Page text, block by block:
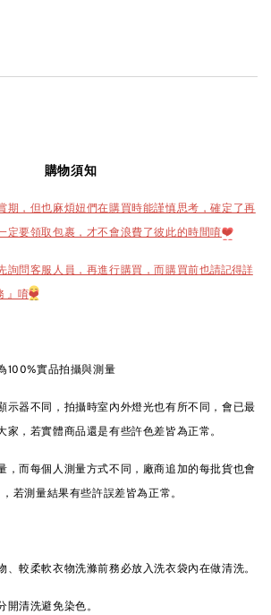
購物須知
期，但也麻煩妞們在購買時能謹慎思考，確定了再
定要領取包裹，才不會浪費了彼此的時間唷❤️
詢問客服人員，再進行購買，而購買前也請記得詳
』唷❤️
100%實品拍攝與測量
示器不同，拍攝時室內外燈光也有所不同，會已最
家，若實體商品還是有些許色差皆為正常。
，而每個人測量方式不同，廠商追加的每批貨也會
若測量結果有些許誤差皆為正常。
、較柔軟衣物洗滌前務必放入洗衣袋內在做清洗。
清洗避免染色。